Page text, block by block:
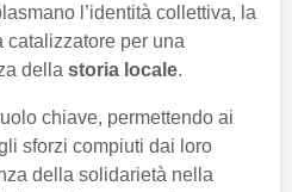
l’identità collettiva, la
catalizzatore per una
della storia locale.
chiave, permettendo ai
sforzi compiuti dai loro
della solidarietà nella